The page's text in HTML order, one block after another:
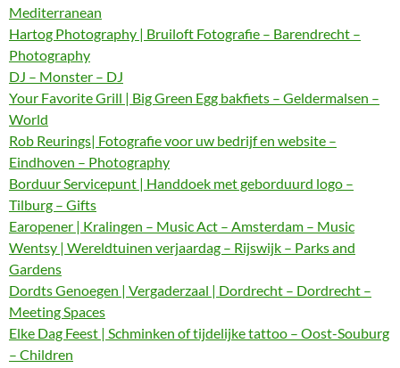
Mediterranean
Hartog Photography | Bruiloft Fotografie – Barendrecht –
Photography
DJ – Monster – DJ
Your Favorite Grill | Big Green Egg bakfiets – Geldermalsen –
World
Rob Reurings| Fotografie voor uw bedrijf en website –
Eindhoven – Photography
Borduur Servicepunt | Handdoek met geborduurd logo –
Tilburg – Gifts
Earopener | Kralingen – Music Act – Amsterdam – Music
Wentsy | Wereldtuinen verjaardag – Rijswijk – Parks and
Gardens
Dordts Genoegen | Vergaderzaal | Dordrecht – Dordrecht –
Meeting Spaces
Elke Dag Feest | Schminken of tijdelijke tattoo – Oost-Souburg
– Children